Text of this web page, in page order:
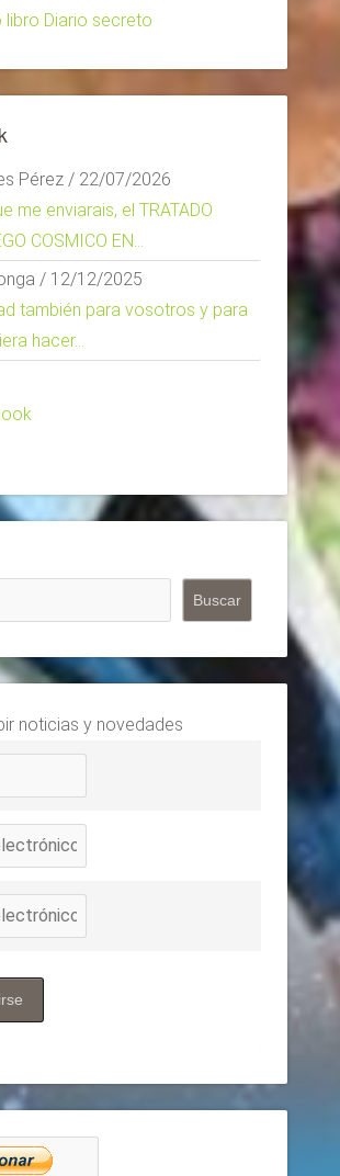
libro Diario secreto
Pérez / 22/07/2026
me enviarais, el TRATADO
COSMICO EN...
/ 12/12/2025
también para vosotros y para
hacer...
Buscar
noticias y novedades